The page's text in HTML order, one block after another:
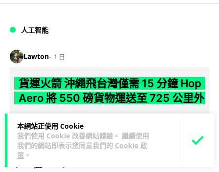
本網站正使用 Cookie
我們使用 Cookie 改善網站體驗。 繼續使用
我們的網站即表示您同意我們的 Cookie 政
策 。
人工智能
Lawton 1 日
貨運火箭 沖繩飛台灣僅需 15 分鐘 Hop
Aero 將 550 磅貨物運送至 725 公里外
箭，聲稱可在 15 分鐘內將 250 公斤物資投送 750 公里外，並
以沖繩... 閱讀全文